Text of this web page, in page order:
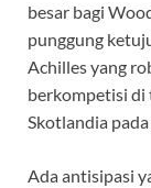
besar bagi
punggung
Achilles yang
berkompetisi di
Skotlandia
Ada antisipasi